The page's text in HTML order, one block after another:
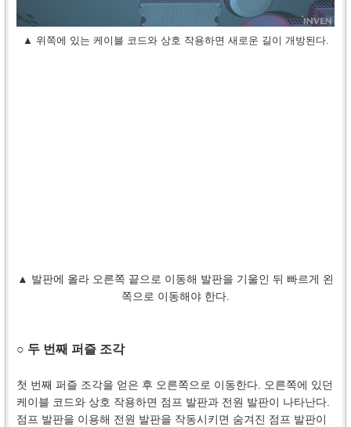
▲ 위쪽에 있는 케이블 코드와 상호 작용하면 새로운 길이 개방된다.
▲ 발판에 올라 오른쪽 끝으로 이동해 발판을 기울인 뒤 빠르게 왼
쪽으로 이동해야 한다.
○ 두 번째 퍼즐 조각
첫 번째 퍼즐 조각을 얻은 후 오른쪽으로 이동한다. 오른쪽에 있던
케이블 코드와 상호 작용하면 점프 발판과 전원 발판이 나타난다.
점프 발판을 이용해 전원 발판을 작동시키면 숨겨진 점프 발판이